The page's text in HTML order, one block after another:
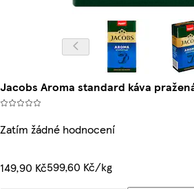
Jacobs Aroma standard káva
Zatím žádné hodnocení
149,90 Kč599,60 Kč/kg